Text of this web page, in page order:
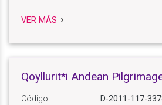
VER MÁS
Qoyllurit*i Andean
Código:
D-2011-117-